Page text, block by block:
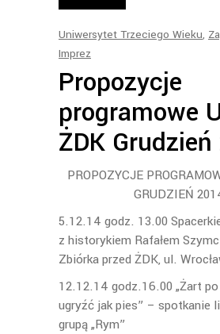
Uniwersytet Trzeciego Wieku,
Imprez
Propozycje
programowe
ŻDK
PROPOZYCJE
GRUDZIEŃ
5.12.14 godz. 13.00
z historykiem Rafałem
Zbiórka przed ŻDK, ul.
12.12.14 godz.16.00 „Żart
ugryźć jak pies” – spotkanie
grupą „Rym”